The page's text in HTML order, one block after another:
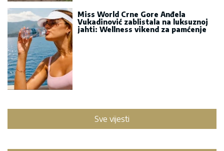
Miss World Crne Gore Anđela
Vukadinović zablistala na luksuznoj
jahti: Wellness vikend za pamćenje
Sve vijesti